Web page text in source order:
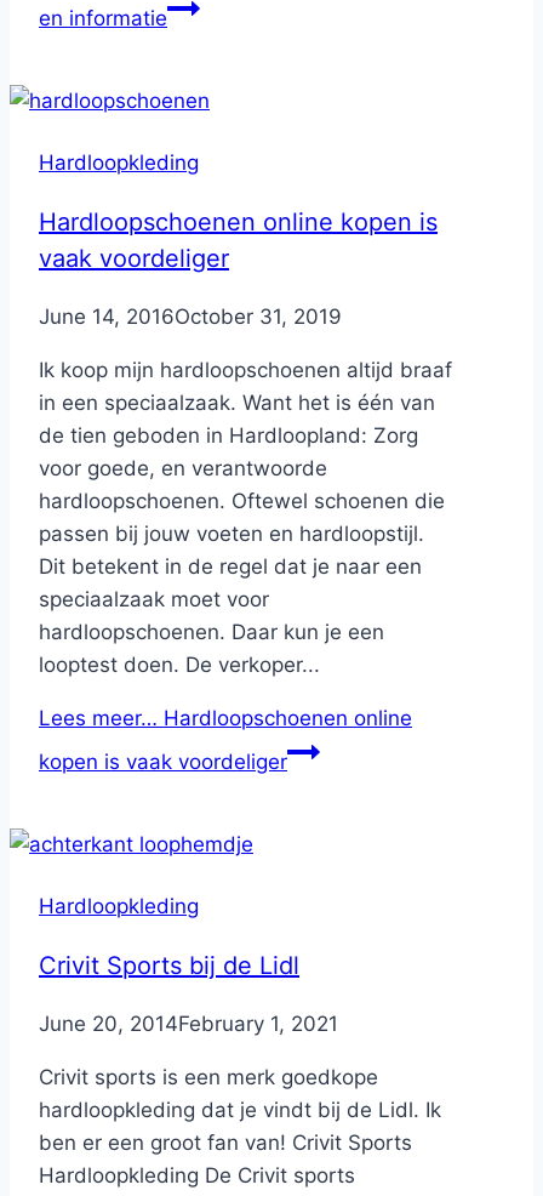
en informatie
Hardloopkleding
Hardloopschoenen online kopen is
vaak voordeliger
ByNicole
June 14, 2016October 31, 2019
Ik koop mijn hardloopschoenen altijd braaf
in een speciaalzaak. Want het is één van
de tien geboden in Hardloopland: Zorg
voor goede, en verantwoorde
hardloopschoenen. Oftewel schoenen die
passen bij jouw voeten en hardloopstijl.
Dit betekent in de regel dat je naar een
speciaalzaak moet voor
hardloopschoenen. Daar kun je een
looptest doen. De verkoper...
Lees meer… Hardloopschoenen online
kopen is vaak voordeliger
Hardloopkleding
Crivit Sports bij de Lidl
ByNicole
June 20, 2014February 1, 2021
Crivit sports is een merk goedkope
hardloopkleding dat je vindt bij de Lidl. Ik
ben er een groot fan van! Crivit Sports
Hardloopkleding De Crivit sports